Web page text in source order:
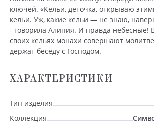
ключей. «Кельи, деточка, открываю
кельи. Уж, какие кельи — не знаю,
- говорила Алипия. И правда небесные!
своих кельях монахи совершают
держат беседу с Господом.
ХАРАКТЕРИСТИКИ
Тип изделия
Коллекция